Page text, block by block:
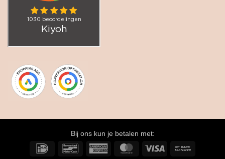
Bij ons kun je betalen met:
IDeal
BancontactAmerican
MasterCardVisa